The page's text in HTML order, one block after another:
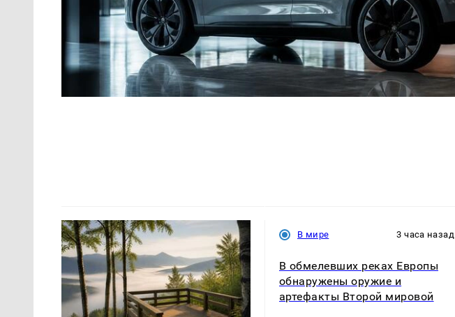
В мире 3 часа назад
В обмелевших реках Европы
обнаружены оружие и
артефакты Второй мировой